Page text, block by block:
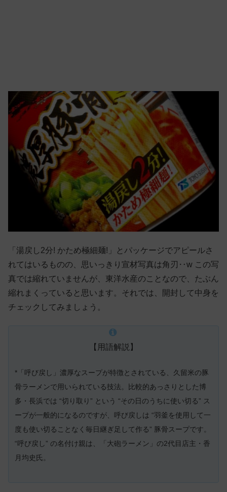
「湯戻し2分! かため極細麺!」とパッケージでアピールさ
れてはいるものの、思いっきり宣材写真は角刃‥w この写
真では縮れていませんが、東洋水産のことなので、たぶん
縮れまくっていると思います。それでは、開封して中身を
チェックしてみましょう。
【用語解説】
*「呼び戻し」濃厚なスープが特徴とされている、久留米の豚
骨ラーメンで用いられている技法。比較的あっさりとした博
多・長浜では “切り取り” という “その日のうちに使い切る” ス
ープが一般的になるのですが、呼び戻しは “羽釜を使用して一
度も使い切ることなく毎日継ぎ足して作る” 豚骨スープです。
“呼び戻し” の名付け親は、「大砲ラーメン」の2代目店主・香
月均史氏。